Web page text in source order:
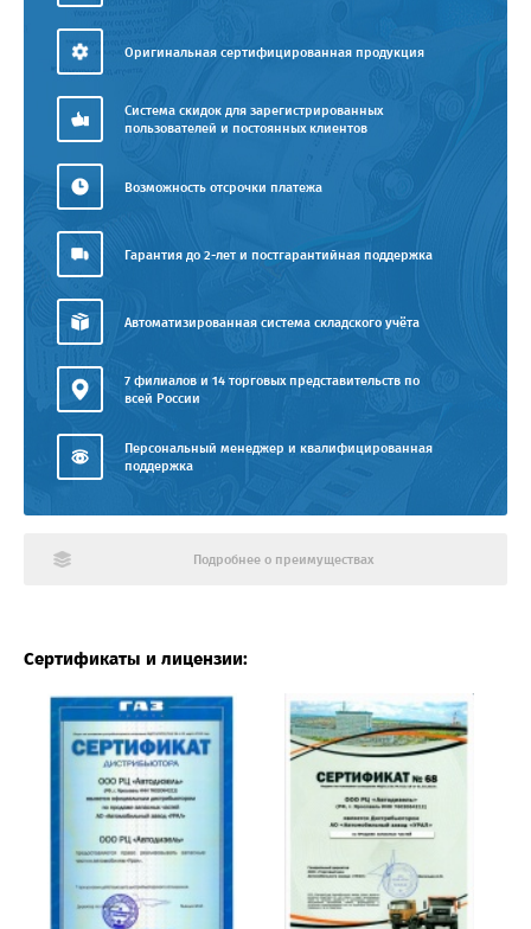
Оригинальная сертифицированная продукция
Система скидок для зарегистрированных
пользователей и постоянных клиентов
Возможность отсрочки платежа
Гарантия до 2-лет и постгарантийная поддержка
Автоматизированная система складского учёта
7 филиалов и 14 торговых представительств по
всей России
Персональный менеджер и квалифицированная
поддержка
Подробнее о преимуществах
Сертификаты и лицензии: